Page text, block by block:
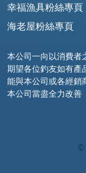
幸福漁具粉絲專頁
海老屋粉絲專頁
本公司一向以消費者
期望各位釣友如有產
能與本公司或各經銷
本公司當盡全力改善
©